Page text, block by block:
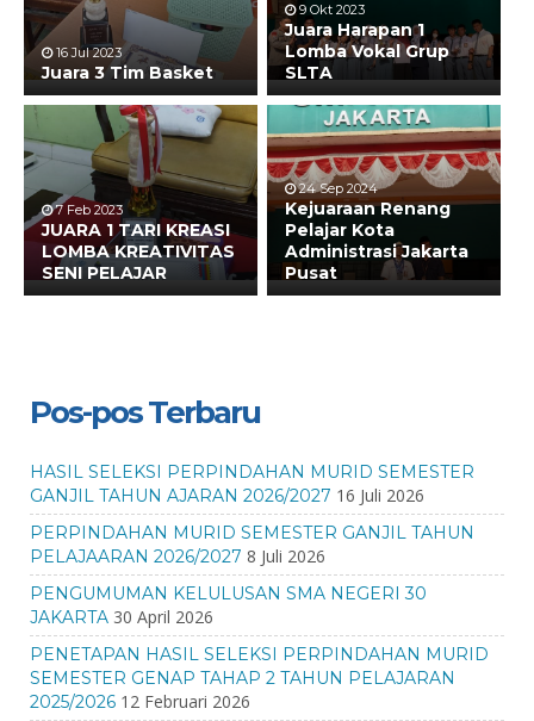
16 Jul 2023
Juara 3 Tim Basket
9 Okt 2023
Juara Harapan 1
Lomba Vokal Grup
SLTA
7 Feb 2023
JUARA 1 TARI KREASI
LOMBA KREATIVITAS
SENI PELAJAR
24 Sep 2024
Kejuaraan Renang
Pelajar Kota
Administrasi Jakarta
Pusat
Pos-pos Terbaru
HASIL SELEKSI PERPINDAHAN MURID SEMESTER
GANJIL TAHUN AJARAN 2026/2027 16 Juli 2026
PERPINDAHAN MURID SEMESTER GANJIL TAHUN
PELAJAARAN 2026/2027 8 Juli 2026
PENGUMUMAN KELULUSAN SMA NEGERI 30
JAKARTA 30 April 2026
PENETAPAN HASIL SELEKSI PERPINDAHAN MURID
SEMESTER GENAP TAHAP 2 TAHUN PELAJARAN
2025/2026 12 Februari 2026